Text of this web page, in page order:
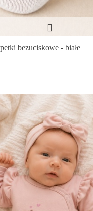
bezuciskowe - białe